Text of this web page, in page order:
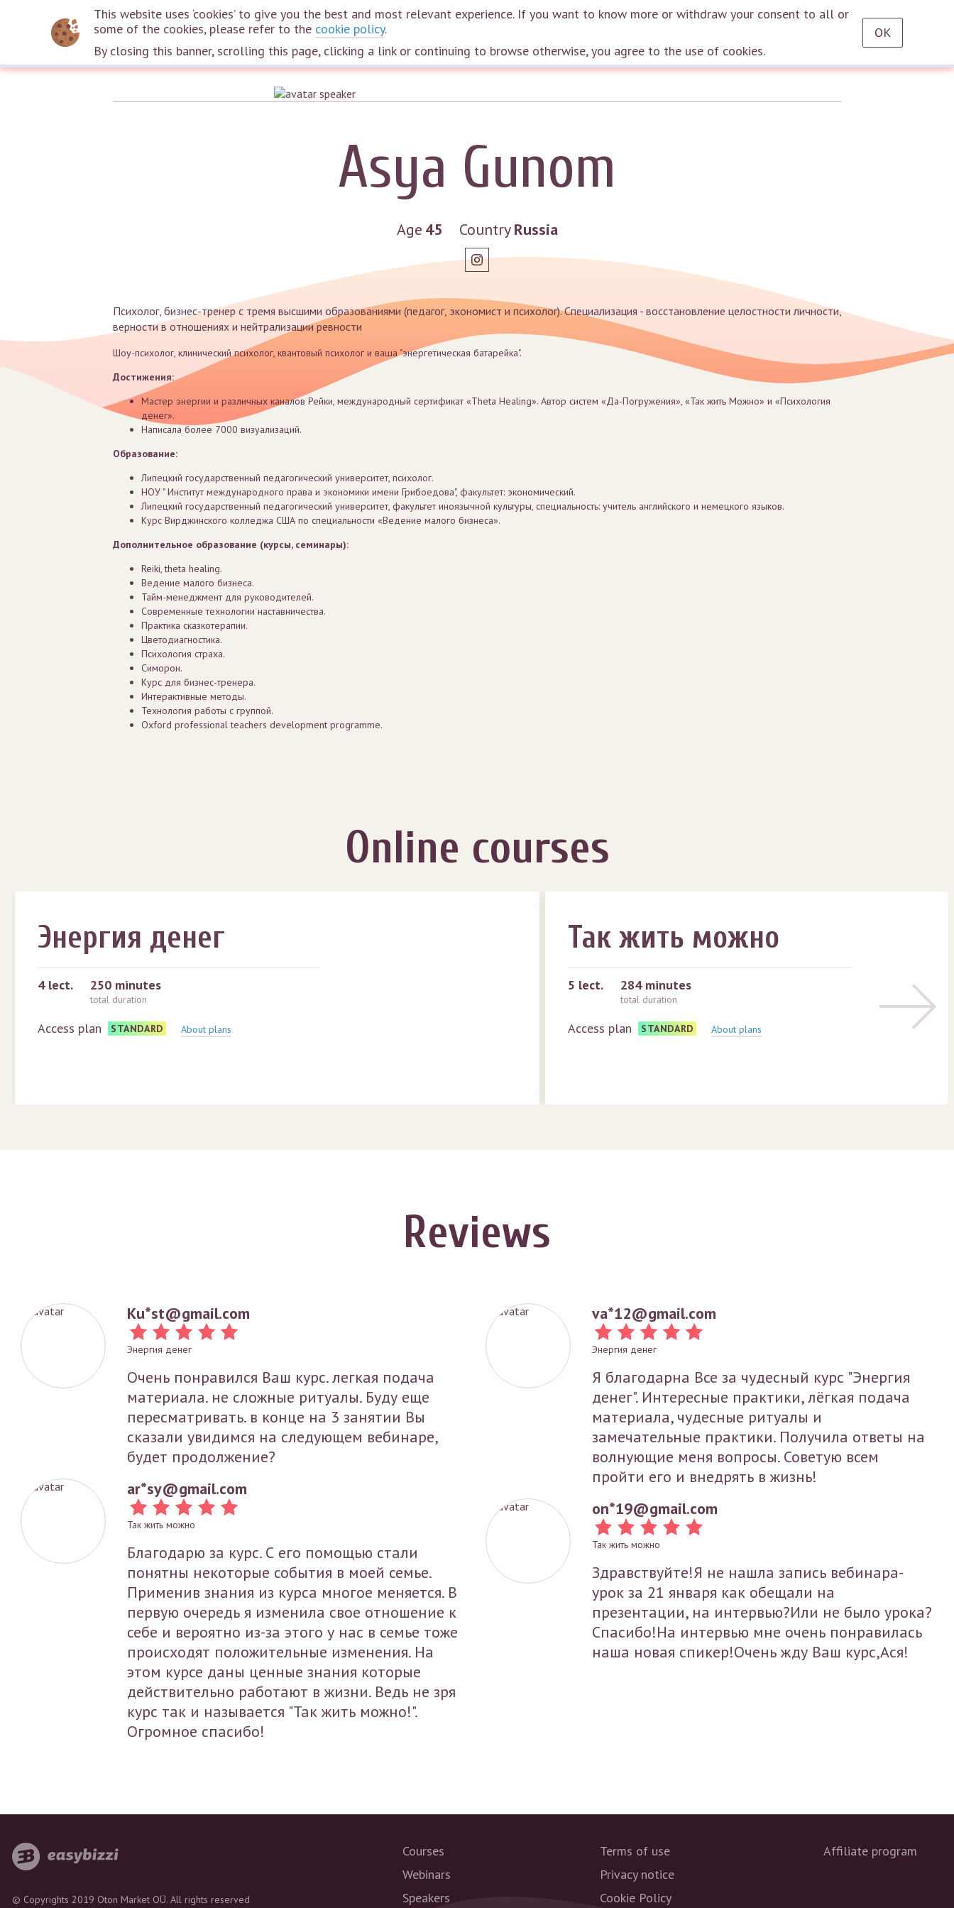
Asya Gunom
Age 45 CountryRussia
Психолог, бизнес-тренер с тремя высшими образованиями (педагог, экономист и психолог). Специализация - восстановление целостности личности,
верности в отношениях и нейтрализации ревности
Шоу-психолог, клинический психолог, квантовый психолог и ваша "энергетическая батарейка".
Достижения:
Мастер энергии и различных каналов Рейки, международный сертификат «Theta Healing». Автор систем «Да-Погружения», «Так жить Можно» и «Психология
денег».
Написала более 7000 визуализаций.
Образование:
Липецкий государственный педагогический университет, психолог.
НОУ " Институт международного права и экономики имени Грибоедова", факультет: экономический.
Липецкий государственный педагогический университет, факультет иноязычной культуры, специальность: учитель английского и немецкого языков.
Курс Вирджинского колледжа США по специальности «Ведение малого бизнеса».
Дополнительное образование (курсы, семинары):
Reiki, theta healing.
Ведение малого бизнеса.
Тайм-менеджмент для руководителей.
Современные технологии наставничества.
Практика сказкотерапии.
Цветодиагностика.
Психология страха.
Симорон.
Курс для бизнес-тренера.
Интерактивные методы.
Технология работы с группой.
Oxford professional teachers development programme.
Home Courses
HU
Online courses
Энергия денег
4 lect. 250 minutes
total duration
Access plan STANDARD About plans
Так жить можно
5 lect. 284 minutes
total duration
Access plan STANDARD About plans
Reviews
Ku*st@gmail.com
Энергия денег
Очень понравился Ваш курс. легкая подача
материала. не сложные ритуалы. Буду еще
пересматривать. в конце на 3 занятии Вы
сказали увидимся на следующем вебинаре,
будет продолжение?
va*12@gmail.com
Энергия денег
Я благодарна Все за чудесный курс "Энергия
денег". Интересные практики, лёгкая подача
материала, чудесные ритуалы и
замечательные практики. Получила ответы на
волнующие меня вопросы. Советую всем
пройти его и внедрять в жизнь!
ar*sy@gmail.com
Так жить можно
Благодарю за курс. С его помощью стали
понятны некоторые события в моей семье.
Применив знания из курса многое меняется. В
первую очередь я изменила свое отношение к
себе и вероятно из-за этого у нас в семье тоже
происходят положительные изменения. На
этом курсе даны ценные знания которые
действительно работают в жизни. Ведь не зря
курс так и называется "Так жить можно!".
Огромное спасибо!
on*19@gmail.com
Так жить можно
Здравствуйте!Я не нашла запись вебинара-
урок за 21 января как обещали на
презентации, на интервью?Или не было урока?
Спасибо!На интервью мне очень понравилась
наша новая спикер!Очень жду Ваш курс,Ася!
Courses
Webinars
Speakers
Affiliate program
Terms of use
Privacy notice
Cookie Policy
© Copyrights 2019 Oton Market OÜ. All rights reserved
This website uses ‘cookies’ to give you the best and most relevant experience. If you want to know more or withdraw your consent to all or
some of the cookies, please refer to the cookie policy.
By closing this banner, scrolling this page, clicking a link or continuing to browse otherwise, you agree to the use of cookies.
OK